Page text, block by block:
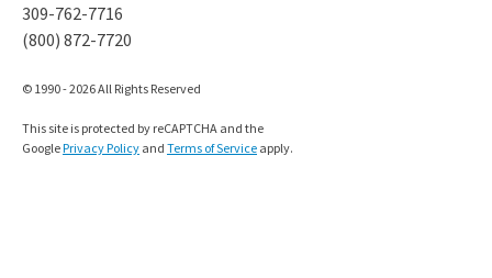
309-762-7716
(800) 872-7720
© 1990 - 2026 All Rights Reserved
This site is protected by reCAPTCHA and the
GooglePrivacy Policy and Terms of Service apply.